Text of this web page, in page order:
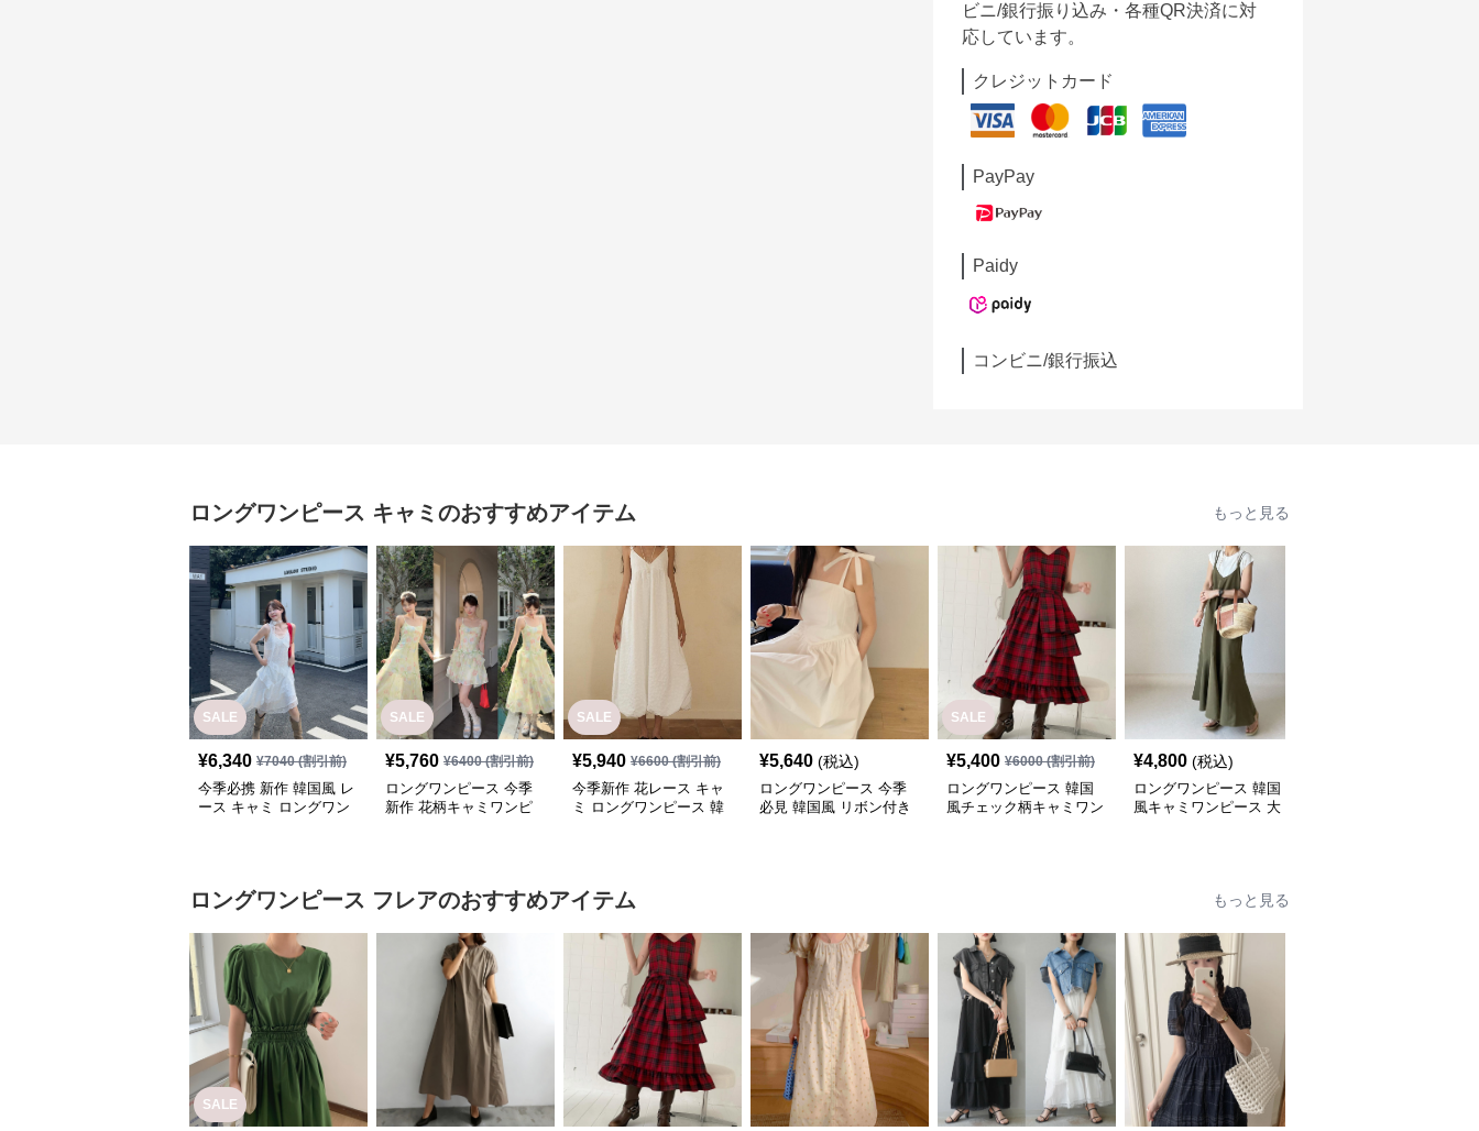
ビニ/銀行振り込み・各種QR決済に対
応しています。
クレジットカード
PayPay
Paidy
コンビニ/銀行振込
ロングワンピース キャミ のおすすめアイテム もっと見る
SALE
¥6,340 ¥7040(割引前)
今季必携 新作 韓国風 レ
ース キャミ ロングワン
SALE
¥5,760 ¥6400(割引前)
ロングワンピース 今季
新作 花柄キャミワンピ
SALE
¥5,940 ¥6600(割引前)
今季新作 花レース キャ
ミ ロングワンピース 韓
¥5,640 (税込)
ロングワンピース 今季
必見 韓国風 リボン付き
SALE
¥5,400 ¥6000(割引前)
ロングワンピース 韓国
風チェック柄キャミワン
¥4,800 (税込)
ロングワンピース 韓国
風キャミワンピース 大
ロングワンピース フレアのおすすめアイテム もっと見る
SALE